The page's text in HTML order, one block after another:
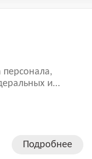
персонала,
и
из
Подробнее